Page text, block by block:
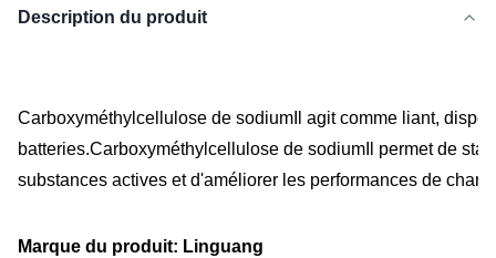
Description du produit
Carboxyméthylcellulose de sodium Il agit comme liant,
batteries.Carboxyméthylcellulose de sodium Il permet de
substances actives et d'améliorer les performances de
Marque du produit: Linguang